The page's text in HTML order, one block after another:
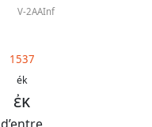
V-2AAInf
1537
ék
ἐκ